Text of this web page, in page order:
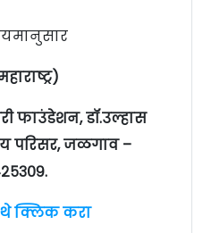
फाउंडेशन, डॉ.उल्हास
परिसर, जळगाव –
क्लिक करा